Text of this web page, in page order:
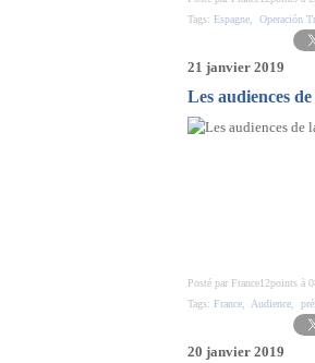
Tags: Espagne Operación
21 janvier 2019
Les audiences
Posté par France12points à
Tags: France Audience
20 janvier 2019